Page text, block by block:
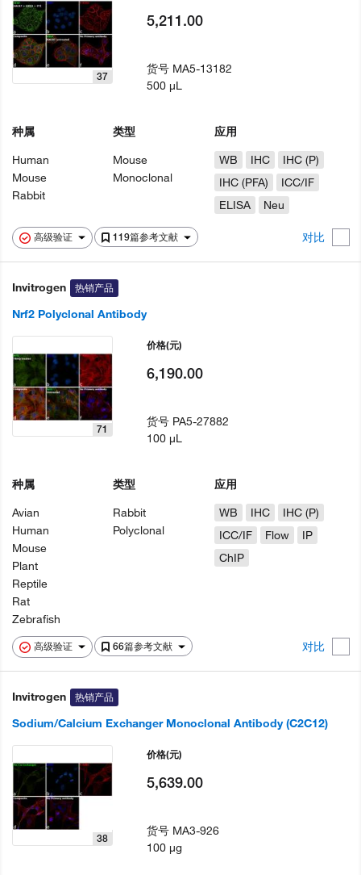
高级验证 119篇参考文献 对比
37
种属
Human
Mouse
Rabbit
类型
Mouse
Monoclonal
应用
WB
IHC
IHC (P)
IHC (PFA)
ICC/IF
ELISA
Neu
5,211.00
货号 MA5-13182
500 µL
Invitrogen 热销产品
Nrf2 Polyclonal Antibody
高级验证 66篇参考文献 对比
71
种属
Avian
Human
Mouse
Plant
Reptile
Rat
Zebrafish
类型
Rabbit
Polyclonal
应用
WB
IHC
IHC (P)
ICC/IF
Flow
IP
ChIP
价格(元)
6,190.00
货号 PA5-27882
100 µL
Invitrogen 热销产品
Sodium/Calcium Exchanger Monoclonal Antibody (C2C12)
38
价格(元)
5,639.00
货号 MA3-926
100 µg